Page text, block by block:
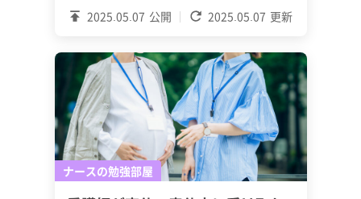
2025.05.07 公開 2025.05.07 更新
ナースの勉強部屋